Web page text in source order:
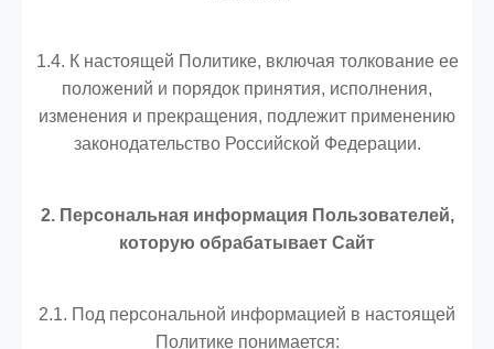
1.4. К настоящей Политике, включая толкование ее
положений и порядок принятия, исполнения,
изменения и прекращения, подлежит применению
законодательство Российской Федерации.
2. Персональная информация Пользователей,
которую обрабатывает Сайт
2.1. Под персональной информацией в настоящей
Политике понимается: